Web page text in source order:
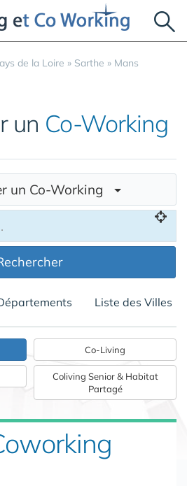
de la Loire » Sarthe » Mans
un Co-Working
un Co-Working
Liste des Villes
Co-Living
Coliving Senior & Habitat
Partagé